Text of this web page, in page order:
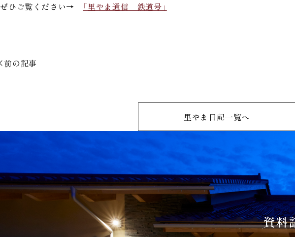
ぜひご覧ください→
「里やま通信 鉄道号」
前の記事
里やま日記一覧へ
資料